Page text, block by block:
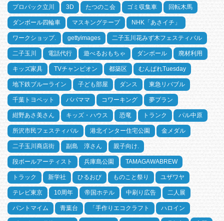
プロパック立川 3D たつのこ会 ゴミ収集車 回転木馬
ダンボール四輪車 マスキングテープ NHK「あさイチ」
ワークショップ. gettyimages 二子玉川花みず木フェスティバル
二子玉川 電話代行 遊べるおもちゃ ダンボール 廃材利用
キッズ家具 TVチャンピオン 都築区 むんぱれTuesday
地下鉄ブルーライン 子ども部屋 ダンス 東急リバブル
千葉トヨペット パパママ コワーキング 夢プラン
紺野あさ美さん キッズ・ハウス 恐竜 トランク パル中原
所沢市民フェスティバル 港北インター住宅公園 金メダル
二子玉川商店街 副島 淳さん 親子向け.
段ボールアーティスト 兵庫島公園 TAMAGAWABREW
トラック 新学社 ひるおび ものこと祭り ユザワヤ
テレビ東京 10周年 帝国ホテル 中刷り広告 二人展
パントマイム 青葉台 「手作りエコクラフト ハロイン